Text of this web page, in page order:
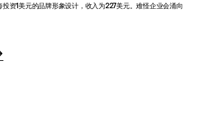
资1美元的品牌形象设计，收入为227美元。难怪企业会涌向